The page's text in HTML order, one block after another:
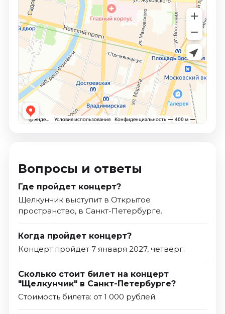
Вопросы и ответы
Где пройдет концерт?
Щелкунчик выступит в Открытое
пространство, в Санкт-Петербурге.
Когда пройдет концерт?
Концерт пройдет 7 января 2027, четверг.
Сколько стоит билет на концерт
"Щелкунчик" в Санкт-Петербурге?
Стоимость билета: от 1 000 рублей.